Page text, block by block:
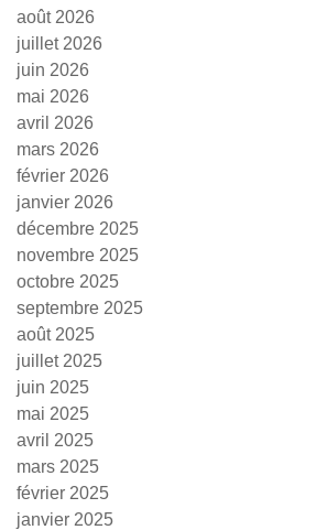
août 2026
juillet 2026
juin 2026
mai 2026
avril 2026
mars 2026
février 2026
janvier 2026
décembre 2025
novembre 2025
octobre 2025
septembre 2025
août 2025
juillet 2025
juin 2025
mai 2025
avril 2025
mars 2025
février 2025
janvier 2025